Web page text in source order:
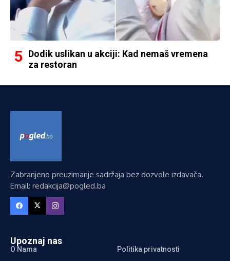
Dodik uslikan u akciji: Kad nemaš vremena
za restoran
Zabranjeno preuzimanje sadržaja bez dozvole izdavača.
Email: redakcija@pogled.ba
Upoznaj nas
O Nama
Politika privatnosti